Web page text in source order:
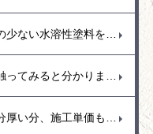
弊社ではサイディング外壁も臭いの少ない水溶性塗料を使用することが多く耐久性に優れた塗膜と汚れにくい低汚染型の塗料（関西ペイント・トウペ）を使用しています。もちろん艶あり塗料と艶消し塗料があり、水弾き重視では艶あり塗料を推奨、和風の日本作りのお宅では艶消し塗料の落ち着いた空間作りなどお勧めしています。
古くなった屋根材（波板）は手で触ってみると分かりますがとても脆く少し手で押さえただけでもパリッとひび割れが出ることがあります。この場合は屋根の寿命なので台風が近づくこの季節は早めに取り換える事をお勧めします。強風で隣接お宅に飛んでいくとご迷惑おおかけしてしまう事もあるので早めの対応をお願いいたします。
厚膜塗装仕上げ通常よりも塗膜が分厚い分、施工単価も高くなりますが、耐久性が強いので車の駐車スペースやリフト走行などもできて硬い仕上がりとなります。